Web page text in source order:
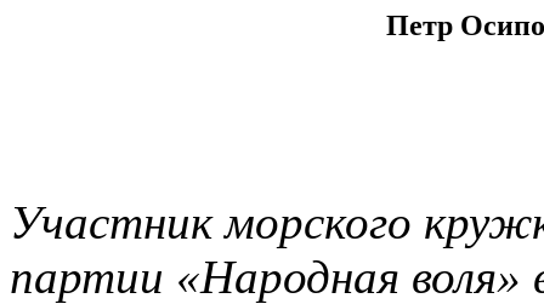
Петр
Участник морского
партии «Народная